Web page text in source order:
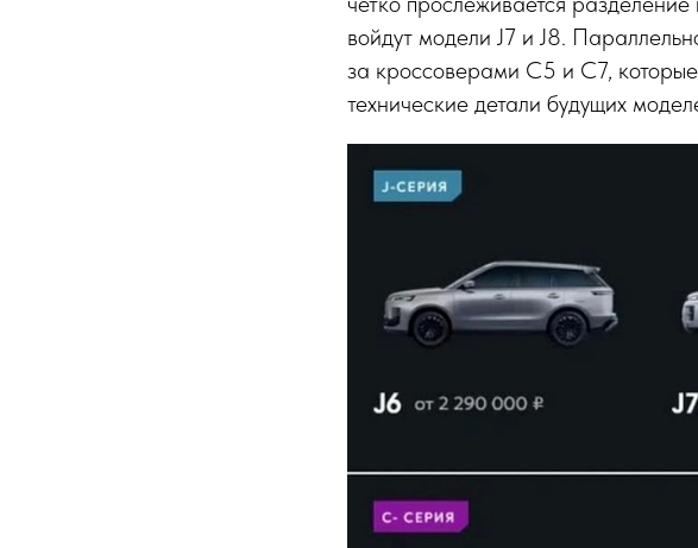
войдут модели J7 и J8.
за кроссоверами C5 и C7,
технические детали будущих